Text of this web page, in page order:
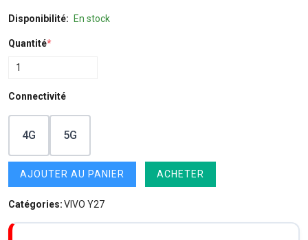
Disponibilité: En stock
Quantité*
Connectivité
4G 5G
AJOUTER AU PANIER ACHETER
Catégories:VIVO Y27